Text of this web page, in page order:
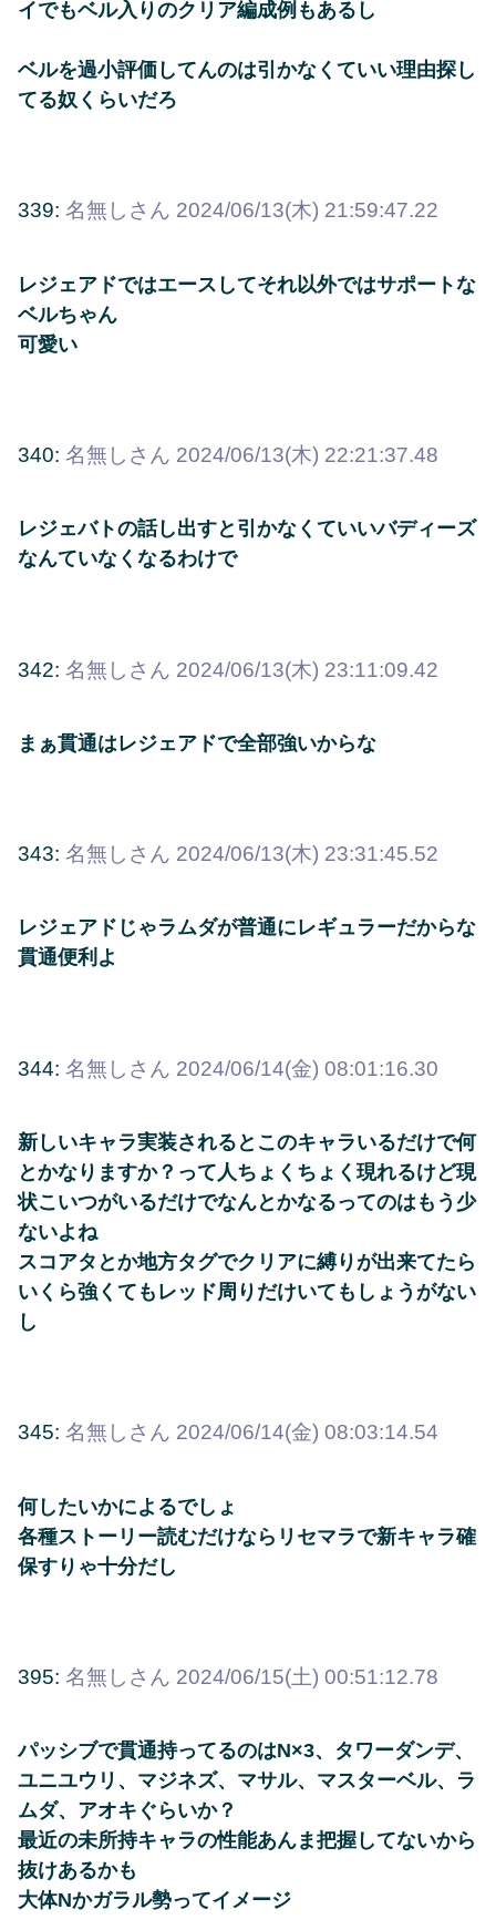
イでもベル入りのクリア編成例もあるし
ベルを過小評価してんのは引かなくていい理由探し
てる奴くらいだろ
339: 名無しさん 2024/06/13(木) 21:59:47.22
レジェアドではエースしてそれ以外ではサポートな
ベルちゃん
可愛い
340: 名無しさん 2024/06/13(木) 22:21:37.48
レジェバトの話し出すと引かなくていいバディーズ
なんていなくなるわけで
342: 名無しさん 2024/06/13(木) 23:11:09.42
まぁ貫通はレジェアドで全部強いからな
343: 名無しさん 2024/06/13(木) 23:31:45.52
レジェアドじゃラムダが普通にレギュラーだからな
貫通便利よ
344: 名無しさん 2024/06/14(金) 08:01:16.30
新しいキャラ実装されるとこのキャラいるだけで何
とかなりますか？って人ちょくちょく現れるけど現
状こいつがいるだけでなんとかなるってのはもう少
ないよね
スコアタとか地方タグでクリアに縛りが出来てたら
いくら強くてもレッド周りだけいてもしょうがない
し
345: 名無しさん 2024/06/14(金) 08:03:14.54
何したいかによるでしょ
各種ストーリー読むだけならリセマラで新キャラ確
保すりゃ十分だし
395: 名無しさん 2024/06/15(土) 00:51:12.78
パッシブで貫通持ってるのはN×3、タワーダンデ、
ユニユウリ、マジネズ、マサル、マスターベル、ラ
ムダ、アオキぐらいか？
最近の未所持キャラの性能あんま把握してないから
抜けあるかも
大体Nかガラル勢ってイメージ